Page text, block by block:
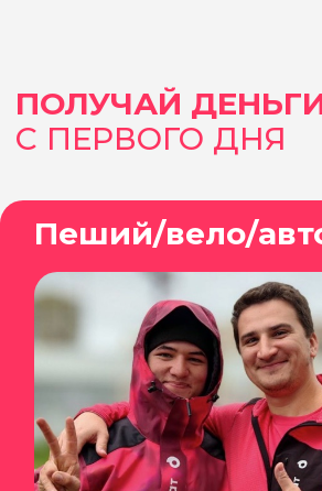
4 шаг
Выходи на инструктаж и в тот
день начни получать на карту
150 000 ₽ в месяц
Пройди простую и быструю
регистрацию и получи доступ к
рабочим приложениям
ТЫ УЖЕ С НАМИ?